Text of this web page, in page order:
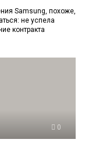
Samsung, похоже,
не успела
контракта
0